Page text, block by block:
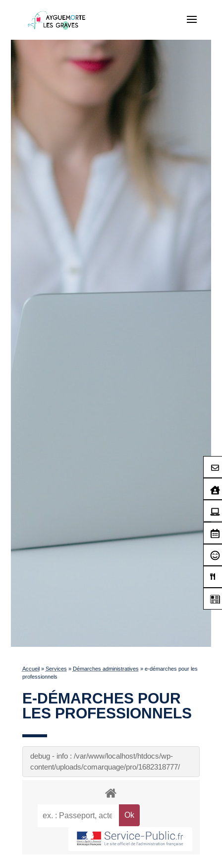
Accueil» Services » Démarches administratives » e-démarches pour les
professionnels
E-DÉMARCHES POUR
LES PROFESSIONNELS
debug - info : /var/www/localhost/htdocs/wp-
content/uploads/comarquage/pro/1682318777/